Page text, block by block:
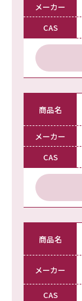
メーカー
CAS
商品名
メーカー
CAS
商品名
メーカー
CAS